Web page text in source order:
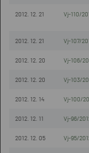
2012. 12. 21 Vj-110/
2012. 12. 21 Vj-107/
2012. 12. 20 Vj-106/
2012. 12. 20 Vj-103/
2012. 12. 14 Vj-100/
2012. 12. 11 Vj-96/
2012. 12. 05 Vj-95/